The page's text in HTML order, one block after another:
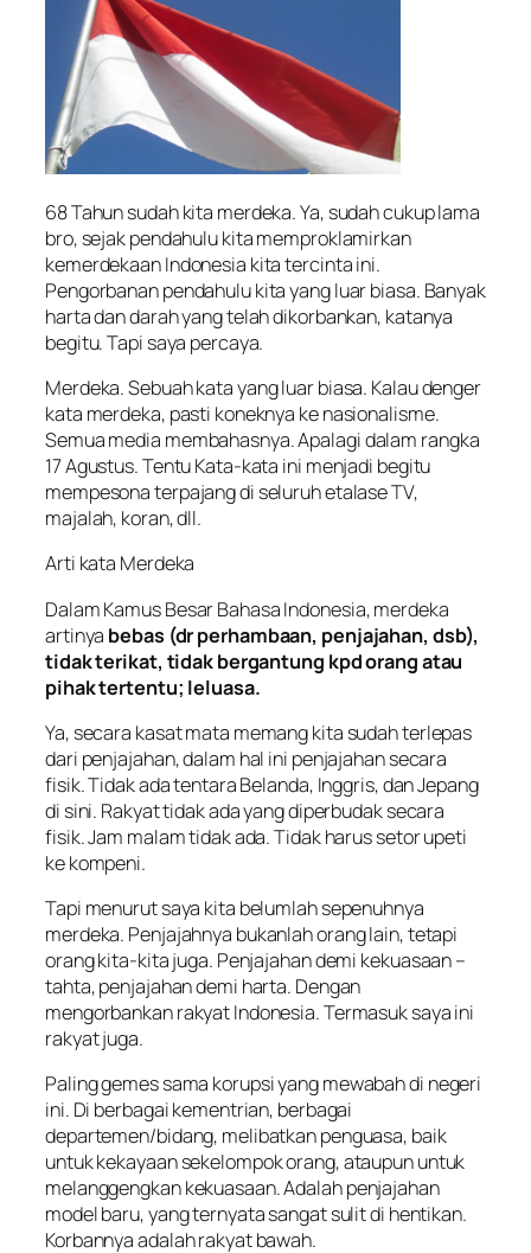
68 Tahun sudah kita merdeka. Ya, sudah cukup lama
bro, sejak pendahulu kita memproklamirkan
kemerdekaan Indonesia kita tercinta ini.
Pengorbanan pendahulu kita yang luar biasa. Banyak
harta dan darah yang telah dikorbankan, katanya
begitu. Tapi saya percaya.
Merdeka. Sebuah kata yang luar biasa. Kalau denger
kata merdeka, pasti koneknya ke nasionalisme.
Semua media membahasnya. Apalagi dalam rangka
17 Agustus. Tentu Kata-kata ini menjadi begitu
mempesona terpajang di seluruh etalase TV,
majalah, koran, dll.
Arti kata Merdeka
Dalam Kamus Besar Bahasa Indonesia, merdeka
artinya bebas (dr perhambaan, penjajahan, dsb),
tidak terikat, tidak bergantung kpd orang atau
pihak tertentu; leluasa.
Ya, secara kasat mata memang kita sudah terlepas
dari penjajahan, dalam hal ini penjajahan secara
fisik. Tidak ada tentara Belanda, Inggris, dan Jepang
di sini. Rakyat tidak ada yang diperbudak secara
fisik. Jam malam tidak ada. Tidak harus setor upeti
ke kompeni.
Tapi menurut saya kita belumlah sepenuhnya
merdeka. Penjajahnya bukanlah orang lain, tetapi
orang kita-kita juga. Penjajahan demi kekuasaan –
tahta, penjajahan demi harta. Dengan
mengorbankan rakyat Indonesia. Termasuk saya ini
rakyat juga.
Paling gemes sama korupsi yang mewabah di negeri
ini. Di berbagai kementrian, berbagai
departemen/bidang, melibatkan penguasa, baik
untuk kekayaan sekelompok orang, ataupun untuk
melanggengkan kekuasaan. Adalah penjajahan
model baru, yang ternyata sangat sulit di hentikan.
Korbannya adalah rakyat bawah.